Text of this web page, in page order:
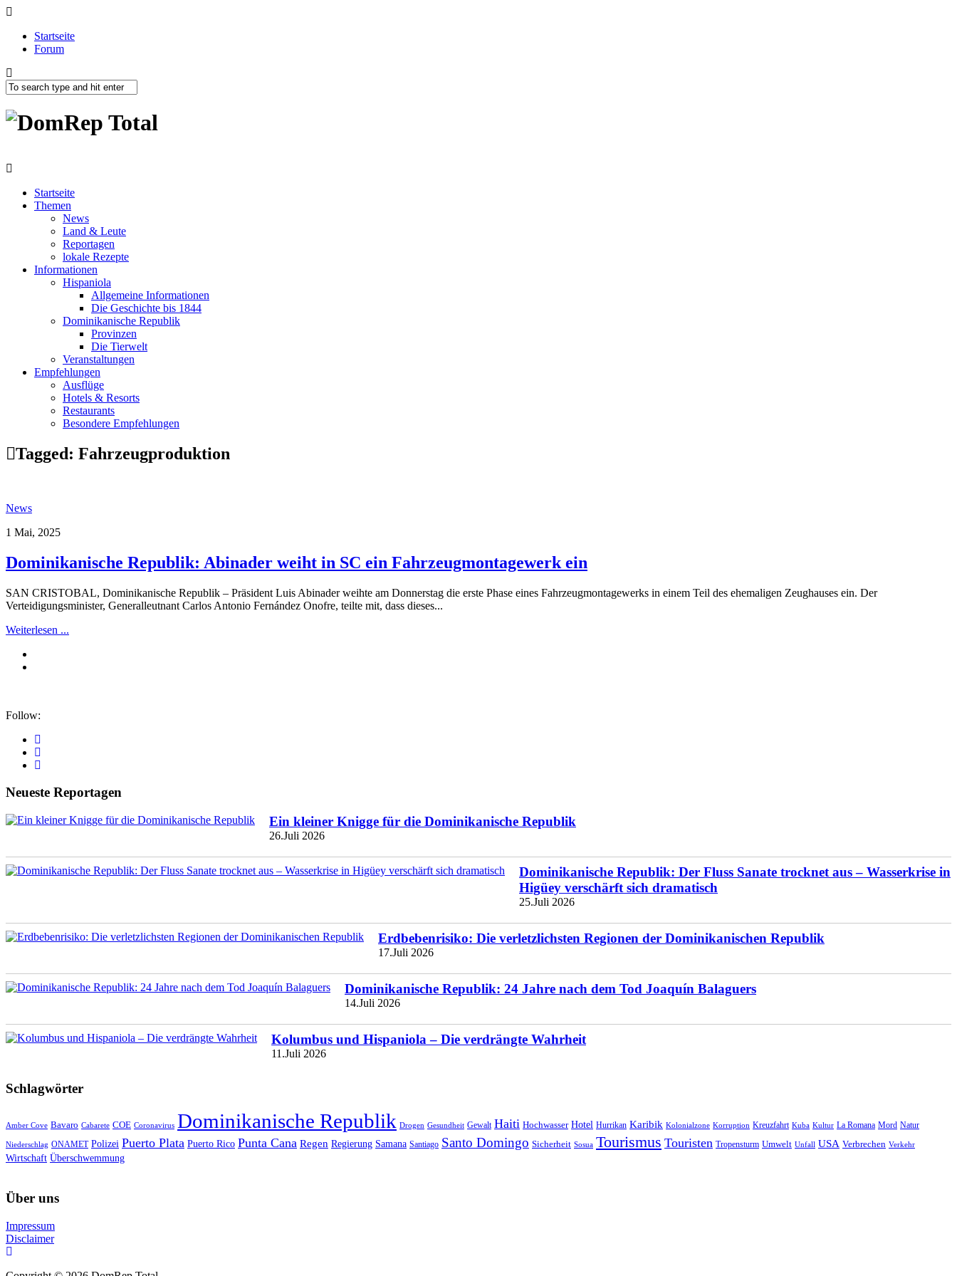
Startseite
Forum
Startseite
Themen
News
Land & Leute
Reportagen
lokale Rezepte
Informationen
Hispaniola
Allgemeine Informationen
Die Geschichte bis 1844
Dominikanische Republik
Provinzen
Die Tierwelt
Veranstaltungen
Empfehlungen
Ausflüge
Hotels & Resorts
Restaurants
Besondere Empfehlungen
Tagged: Fahrzeugproduktion
News
1 Mai, 2025
Dominikanische Republik: Abinader weiht in SC ein Fahrzeugmontagewerk ein
SAN CRISTOBAL, Dominikanische Republik – Präsident Luis Abinader weihte am Donnerstag die erste Phase eines Fahrzeugmontagewerks in einem Teil des ehemaligen Zeughauses ein. Der
Verteidigungsminister, Generalleutnant Carlos Antonio Fernández Onofre, teilte mit, dass dieses...
Weiterlesen ...
Follow:
Neueste Reportagen
Ein kleiner Knigge für die Dominikanische Republik
26.Juli 2026
Dominikanische Republik: Der Fluss Sanate trocknet aus – Wasserkrise in
Higüey verschärft sich dramatisch
25.Juli 2026
Erdbebenrisiko: Die verletzlichsten Regionen der Dominikanischen Republik
17.Juli 2026
Dominikanische Republik: 24 Jahre nach dem Tod Joaquín Balaguers
14.Juli 2026
Kolumbus und Hispaniola – Die verdrängte Wahrheit
11.Juli 2026
Schlagwörter
Amber Cove Bavaro Cabarete COE Coronavirus Dominikanische Republik Drogen Gesundheit Gewalt Haiti Hochwasser Hotel Hurrikan Karibik Kolonialzone Korruption Kreuzfahrt Kuba Kultur La Romana Mord Natur
Niederschlag ONAMET Polizei Puerto Plata Puerto Rico Punta Cana Regen Regierung Samana Santiago Santo Domingo Sicherheit Sosua Tourismus Touristen Tropensturm Umwelt Unfall USA Verbrechen Verkehr
Wirtschaft Überschwemmung
Über uns
Impressum
Disclaimer